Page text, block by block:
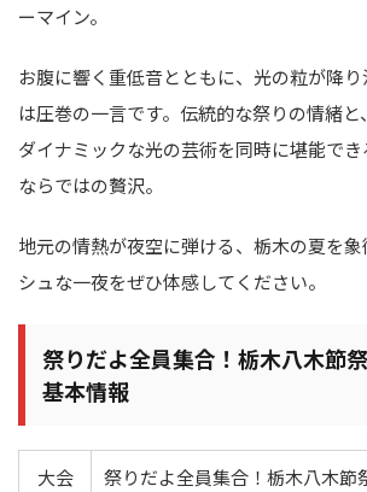
ーマイン。
お腹に響く重低音とともに、光の粒が降
は圧巻の一言です。伝統的な祭りの情緒
ダイナミックな光の芸術を同時に堪能で
ならではの贅沢。
地元の情熱が夜空に弾ける、栃木の夏を
シュな一夜をぜひ体感してください。
祭りだよ全員集合！栃木八木節
基本情報
大会
祭りだよ全員集合！栃木八木節